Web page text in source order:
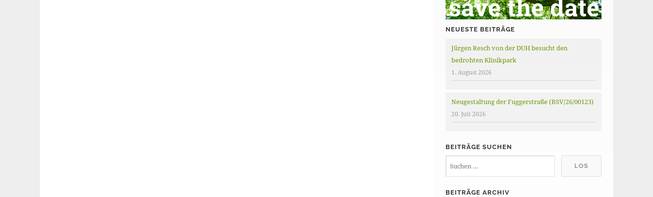
NEUESTE BEITRÄGE
Jürgen Resch von der DUH besucht den
bedrohten Klinikpark
1. August 2026
Neugestaltung der Fuggerstraße (BSV/26/00123)
20. Juli 2026
BEITRÄGE SUCHEN
BEITRÄGE ARCHIV